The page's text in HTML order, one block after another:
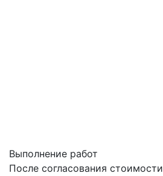
Выполнение работ
После согласования